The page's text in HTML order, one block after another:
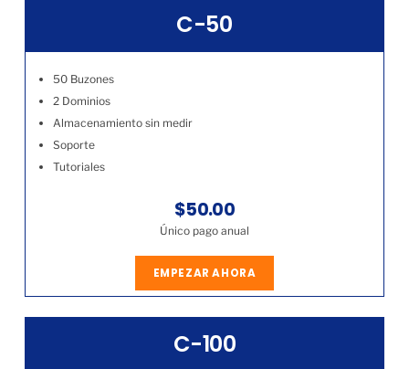
C-50
50 Buzones
2 Dominios
Almacenamiento sin medir
Soporte
Tutoriales
$50.00
Único pago anual
EMPEZAR AHORA
C-100